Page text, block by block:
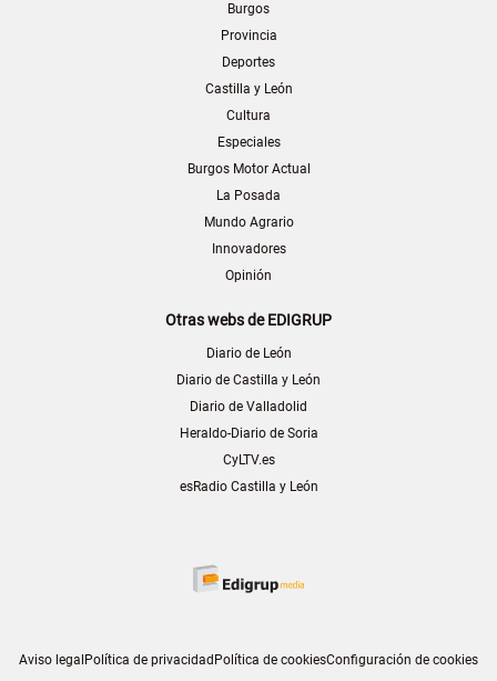
Burgos
Provincia
Deportes
Castilla y León
Cultura
Especiales
Burgos Motor Actual
La Posada
Mundo Agrario
Innovadores
Opinión
Otras webs de EDIGRUP
Diario de León
Diario de Castilla y León
Diario de Valladolid
Heraldo-Diario de Soria
CyLTV.es
esRadio Castilla y León
Aviso legalPolítica de privacidadPolítica de cookiesConfiguración de cookies